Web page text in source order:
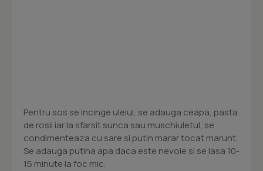
Pentru sos se incinge uleiul, se adauga ceapa, pasta
de rosii iar la sfarsit sunca sau muschiuletul, se
condimenteaza cu sare si putin marar tocat marunt.
Se adauga putina apa daca este nevoie si se lasa 10-
15 minute la foc mic.